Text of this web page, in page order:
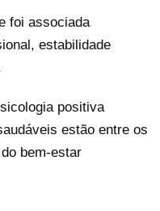
foi associada
estabilidade
positiva
estão entre os
bem-estar